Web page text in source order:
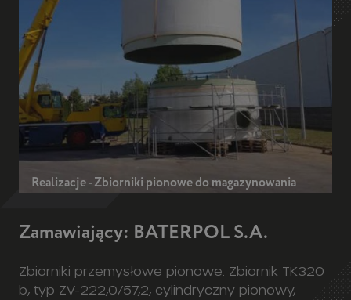
Realizacje - Zbiorniki pionowe do magazynowania
Zamawiający: BATERPOL S.A.
Zbiorniki przemysłowe pionowe. Zbiornik TK320
b, typ ZV-222,0/57,2, cylindryczny pionowy,